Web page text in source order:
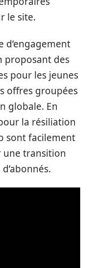
le site.
d’engagement
proposant des
pour les jeunes
offres groupées
globale. En
la résiliation
sont facilement
une transition